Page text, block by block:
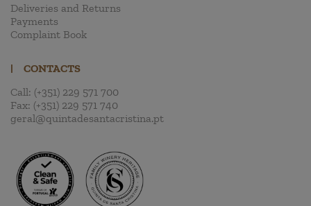
Deliveries and Returns
Payments
Complaint Book
|
CONTACTS
Call: (+351) 229 571 700
Fax: (+351) 229 571 740
geral@quintadesantacristina.pt